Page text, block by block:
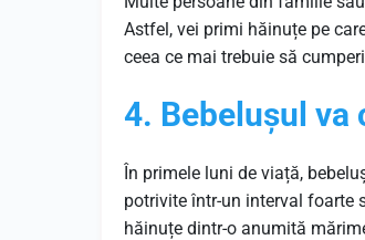
Astfel, vei primi hăinuțe pe
ceea ce mai trebuie să
4. Bebelușul va
În primele luni de viață,
potrivite într-un interval foarte
hăinuțe dintr-o anumită